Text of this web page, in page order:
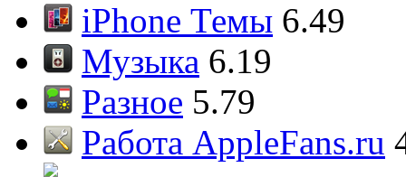
iPhone Темы 6.49
Музыка 6.19
Разное 5.79
Работа AppleFans.ru